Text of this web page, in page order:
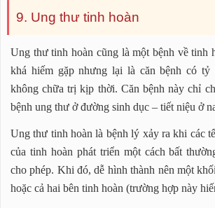
9. Ung thư tinh hoàn
Ung thư tinh hoàn cũng là một bệnh về tinh
khá hiếm gặp nhưng lại là căn bệnh có tỷ
không chữa trị kịp thời. Căn bệnh này chỉ
bệnh ung thư ở đường sinh dục – tiết niệu ở
Ung thư tinh hoàn là bệnh lý xảy ra khi các
của tinh hoàn phát triển một cách bất
cho phép. Khi đó, dễ hình thành nên một
hoặc cả hai bên tinh hoàn (trường hợp này